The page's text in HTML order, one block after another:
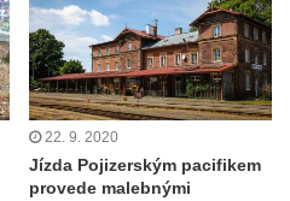
22. 9. 2020
Jízda Pojizerským pacifikem
provede malebnými